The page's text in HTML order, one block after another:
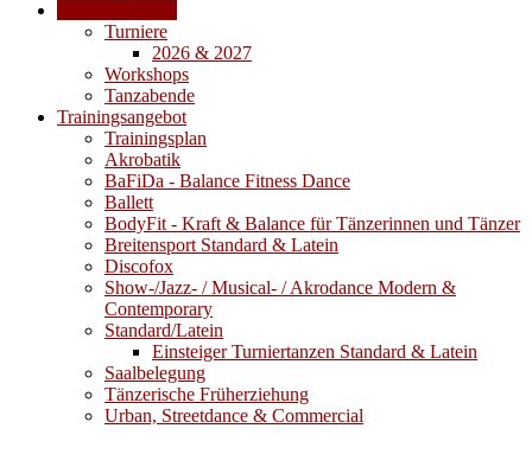
Turniere
2026 & 2027
Workshops
Tanzabende
Trainingsangebot
Trainingsplan
Akrobatik
BaFiDa - Balance Fitness Dance
Ballett
BodyFit - Kraft & Balance für Tänzerinnen und Tänzer
Breitensport Standard & Latein
Discofox
Show-/Jazz- / Musical- / Akrodance Modern &
Contemporary
Standard/Latein
Einsteiger Turniertanzen Standard & Latein
Saalbelegung
Tänzerische Früherziehung
Urban, Streetdance & Commercial